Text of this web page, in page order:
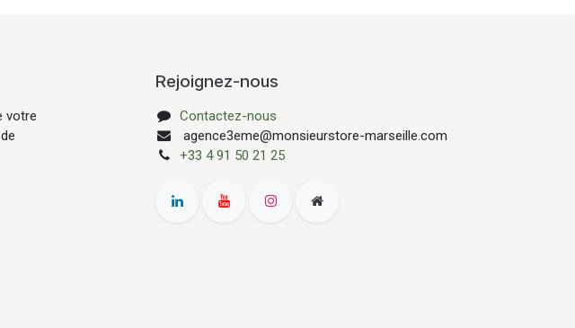
votre
Rejoignez-nous
Contactez-nous
agence3eme@monsieurstore-marseille.com
+33 4 91 50 21 25